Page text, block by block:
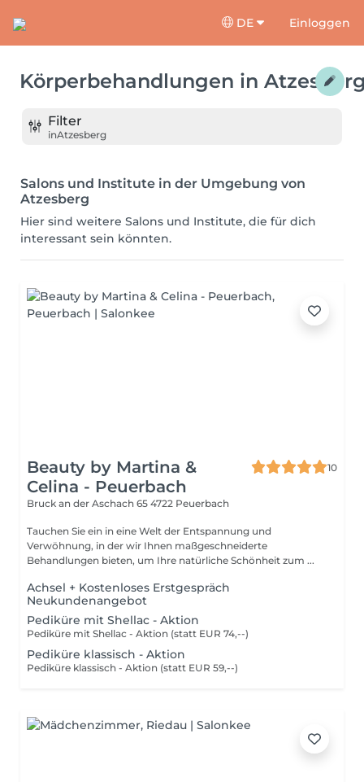
DE Einloggen
Körperbehandlungen in
Filter
inAtzesberg
Salons und Institute in der Umgebung von
Atzesberg
Hier sind weitere Salons und Institute, die für dich
interessant sein könnten.
Beauty by Martina &
Celina - Peuerbach
10
Bruck an der Aschach 65 4722 Peuerbach
Tauchen Sie ein in eine Welt der Entspannung und
Verwöhnung, in der wir Ihnen maßgeschneiderte
Behandlungen bieten, um Ihre natürliche Schönheit zum ...
Achsel + Kostenloses Erstgespräch
Neukundenangebot
Pediküre mit Shellac - Aktion
Pediküre mit Shellac - Aktion (statt EUR 74,--)
Pediküre klassisch - Aktion
Pediküre klassisch - Aktion (statt EUR 59,--)